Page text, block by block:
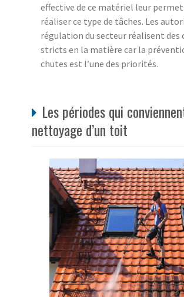
effective de ce matériel leur permet
réaliser ce type de tâches. Les
régulation du secteur réalisent des
stricts en la matière car la
chutes est l’une des priorités.
Les périodes qui
nettoyage d’un toit